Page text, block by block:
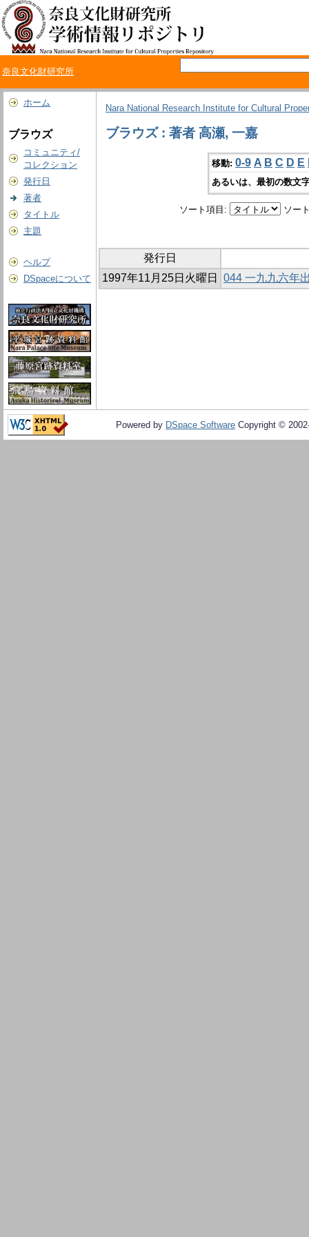
奈良文化財研究所
ホーム
ブラウズ
コミュニティ/
コレクション
発行日
著者
タイトル
主題
ヘルプ
DSpaceについて
Nara National Research Institute for Cultural
ブラウズ : 著者 高瀬, 一嘉
移動: 0-9 A B C D E
あるいは、最初の数文
ソート項目: ソー
発行日
1997年11月25日火曜日
044 一九九六年
Powered by DSpace Software Copyright ©